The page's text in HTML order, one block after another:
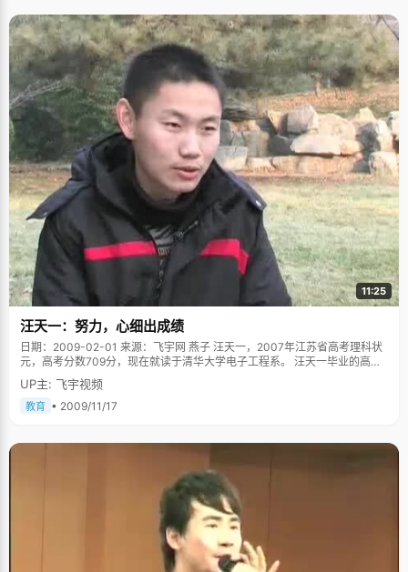
11:25
汪天一：努力，心细出成绩
日期：2009-02-01 来源：飞宇网 燕子 汪天一，2007年江苏省高考理科状
元，高考分数709分，现在就读于清华大学电子工程系。 汪天一毕业的高中
在省里边算是二流中学吧，这里的生源都是省一中挑过一轮的，尽管如此，
每过三四年，学校里总能出一个全省状元，高考之前，汪天一就掰着指头盘
算过，如果不是自己那就是下一届的师弟师妹了，反正就在这两年。汪天一
肯下功夫，在那里都能出好成绩的。所以，汪天一这一努力，果然出了个状
元，也为当校长的父亲争了一口气。 曾经的英语差生 "你学习那么好，是聪
来，"不过我们宿舍一个牛人拍着肩膀安慰我说他智商也是87的时候，我心里
汪天一读小学的时候，作为英语特级教师的爸爸曾经试着给儿子英语早期教
育，就教了汪天一两个英语单词，岂料费了半天功夫，汪天一还是一脸茫
UP主: 飞宇视频
教育 • 2009/11/17